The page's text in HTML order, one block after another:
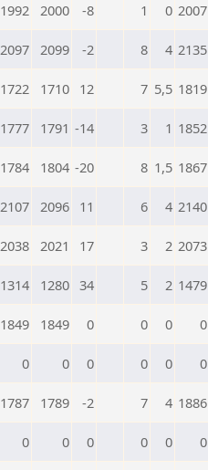
1992 2000 -8 1 0 2007
2097 2099 -2 8 4 2135
1722 1710 12 7 5,5 1819
1777 1791 -14 3 1 1852
1784 1804 -20 8 1,5 1867
2107 2096 11 6 4 2140
2038 2021 17 3 2 2073
1314 1280 34 5 2 1479
1849 1849 0 0 0 0
0 0 0 0 0 0
1787 1789 -2 7 4 1886
0 0 0 0 0 0